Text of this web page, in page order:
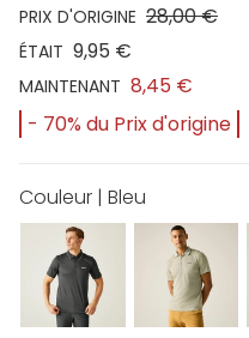
PRIX D'ORIGINE 28,00 €
ÉTAIT 9,95 €
MAINTENANT 8,45 €
- 70% du Prix d'origine
Couleur | Bleu